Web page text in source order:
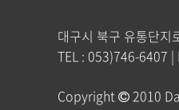
대구시 북구 유통단
TEL : 053)746-6407
Copyright 2010